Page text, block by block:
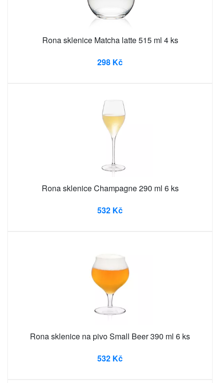
Rona sklenice Matcha latte 515 ml 4 ks
298 Kč
Rona sklenice Champagne 290 ml 6 ks
532 Kč
Rona sklenice na pivo Small Beer 390 ml 6 ks
532 Kč